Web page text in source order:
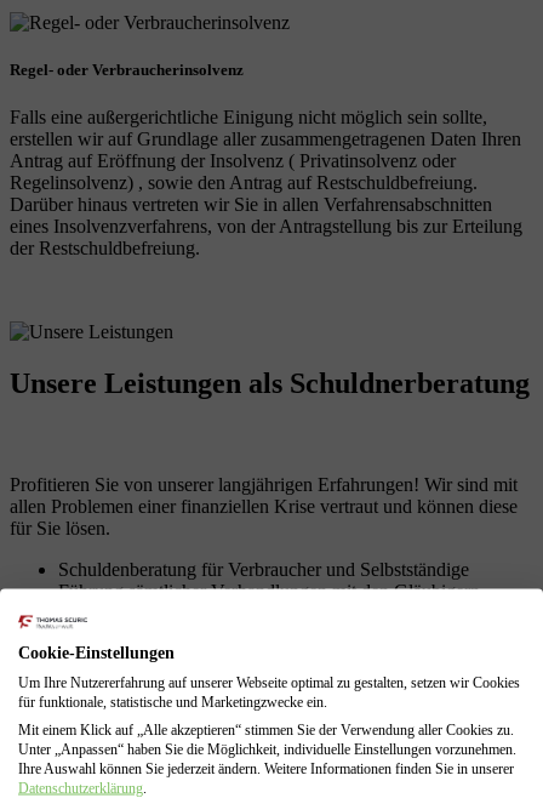
Regel- oder Verbraucherinsolvenz
Falls eine außergerichtliche Einigung nicht möglich sein sollte,
erstellen wir auf Grundlage aller zusammengetragenen Daten Ihren
Antrag auf Eröffnung der Insolvenz ( Privatinsolvenz oder
Regelinsolvenz) , sowie den Antrag auf Restschuldbefreiung.
Darüber hinaus vertreten wir Sie in allen Verfahrensabschnitten
eines Insolvenzverfahrens, von der Antragstellung bis zur Erteilung
der Restschuldbefreiung.
Unsere Leistungen als Schuldnerberatung
Profitieren Sie von unserer langjährigen Erfahrungen! Wir sind mit
allen Problemen einer finanziellen Krise vertraut und können diese
für Sie lösen.
Schuldenberatung für Verbraucher und Selbstständige
Führung sämtlicher Verhandlungen mit den Gläubigern
Erarbeitung von Lösungen zur Vermeidung des
Insolvenzverfahrens
Insolvenzantragsstellung und Begleitung durch das
Insolvenzverfahren
Vertretung gegenüber dem Insolvenzgericht und dem
Insolvenzverwalter
Cookie-Einstellungen
Um Ihre Nutzererfahrung auf unserer Webseite optimal zu gestalten, setzen wir Cookies
für funktionale, statistische und Marketingzwecke ein.
Mit einem Klick auf „Alle akzeptieren“ stimmen Sie der Verwendung aller Cookies zu.
Unter „Anpassen“ haben Sie die Möglichkeit, individuelle Einstellungen vorzunehmen.
Ihre Auswahl können Sie jederzeit ändern. Weitere Informationen finden Sie in unserer
Datenschutzerklärung